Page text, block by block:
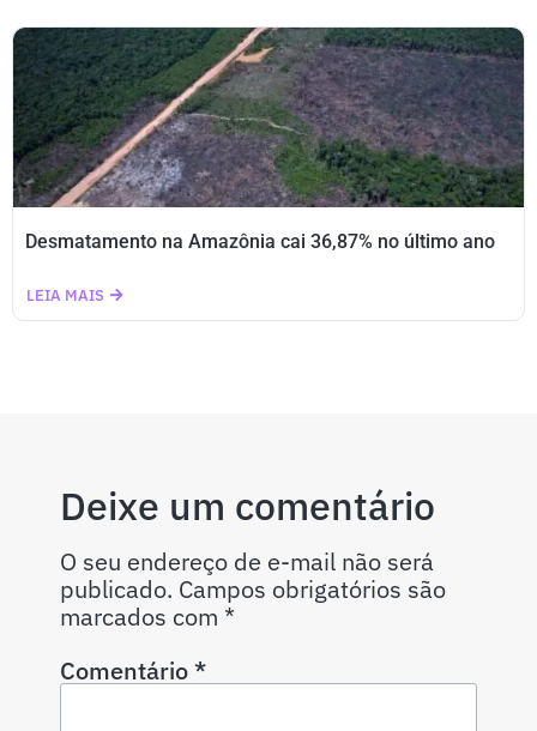
Desmatamento na Amazônia cai 36,87% no último ano
LEIA MAIS
Deixe um comentário
O seu endereço de e-mail não será
publicado. Campos obrigatórios são
marcados com *
Comentário*